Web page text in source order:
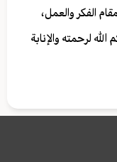
الفكر والعمل،
لرحمته والإنابة